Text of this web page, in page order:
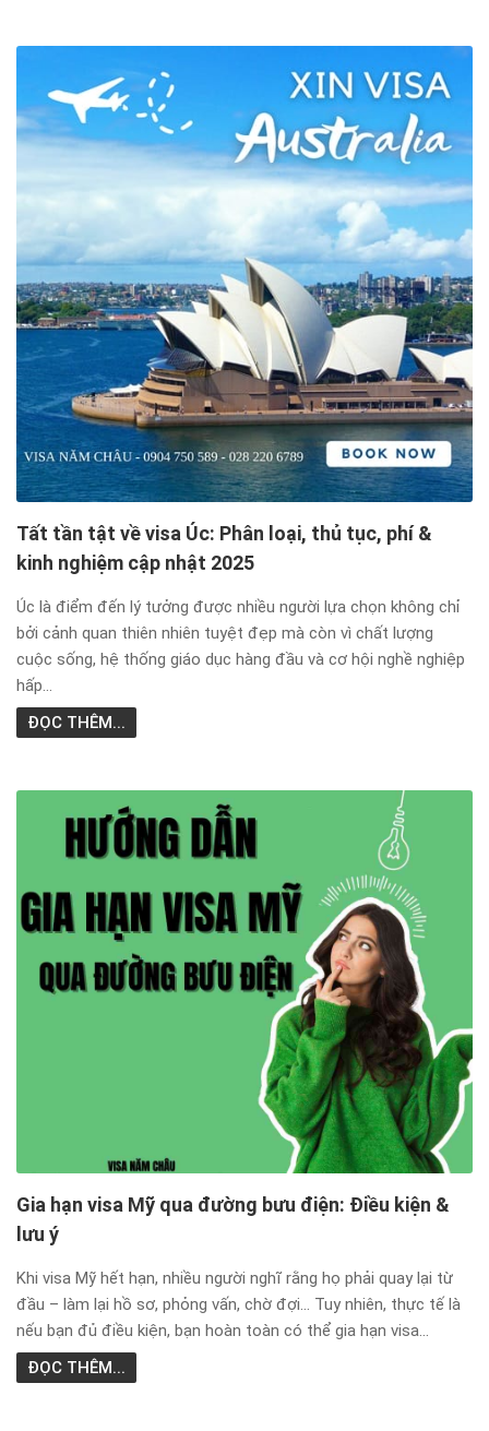
Tất tần tật về visa Úc: Phân loại, thủ tục, phí &
kinh nghiệm cập nhật 2025
Úc là điểm đến lý tưởng được nhiều người lựa chọn không chỉ
bởi cảnh quan thiên nhiên tuyệt đẹp mà còn vì chất lượng
cuộc sống, hệ thống giáo dục hàng đầu và cơ hội nghề nghiệp
hấp...
ĐỌC THÊM...
Gia hạn visa Mỹ qua đường bưu điện: Điều kiện &
lưu ý
Khi visa Mỹ hết hạn, nhiều người nghĩ rằng họ phải quay lại từ
đầu – làm lại hồ sơ, phỏng vấn, chờ đợi… Tuy nhiên, thực tế là
nếu bạn đủ điều kiện, bạn hoàn toàn có thể gia hạn visa...
ĐỌC THÊM...